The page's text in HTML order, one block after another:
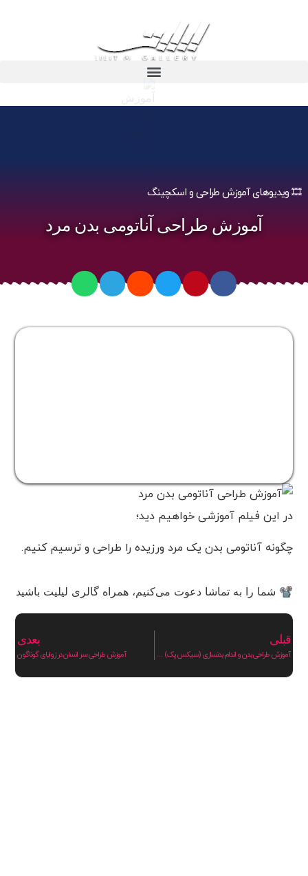
🎞️ ویدیوهای آموزش طراحی و اسکچینگ
آموزش طراحی آناتومی بدن مرد
در این فیلم آموزشی خواهیم دید؛
چگونه آناتومی بدن یک مرد ورزیده را طراحی و ترسیم کنیم.
📽 شما را به تماشا دعوت می‌کنیم، همراه گالری لیلیت باشید
قبلی
آموزش طراحی بدن و اندام بدنسازی (سیکس پک) مردانه
بعدی
آموزش طراحی سر انسان در زوایای گوناگون